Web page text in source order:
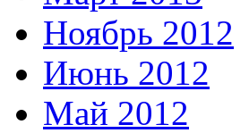
Ноябрь 2012
Июнь 2012
Май 2012